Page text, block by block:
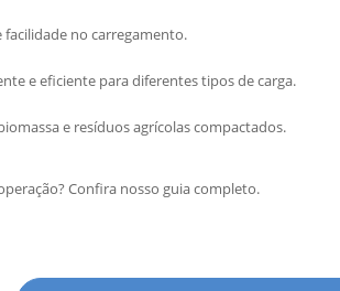
facilidade no carregamento.
e eficiente para diferentes tipos de carga.
e resíduos agrícolas compactados.
Confira nosso guia completo.